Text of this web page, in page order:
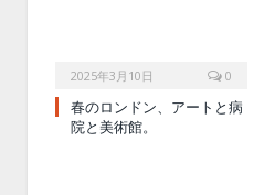
2025年3月10日 0
春のロンドン、アートと病
院と美術館。